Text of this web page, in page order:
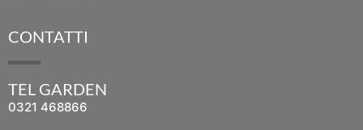
CONTATTI
TEL GARDEN
0321 468866